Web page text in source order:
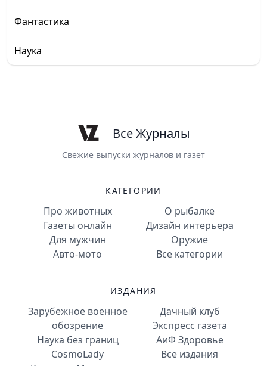
Фантастика
Наука
Все Журналы
Свежие выпуски журналов и газет
КАТЕГОРИИ
Про животных
Газеты онлайн
Для мужчин
Авто-мото
О рыбалке
Дизайн интерьера
Оружие
Все категории
ИЗДАНИЯ
Зарубежное военное
обозрение
Наука без границ
CosmoLady
Дачный клуб
Экспресс газета
АиФ Здоровье
Все издания